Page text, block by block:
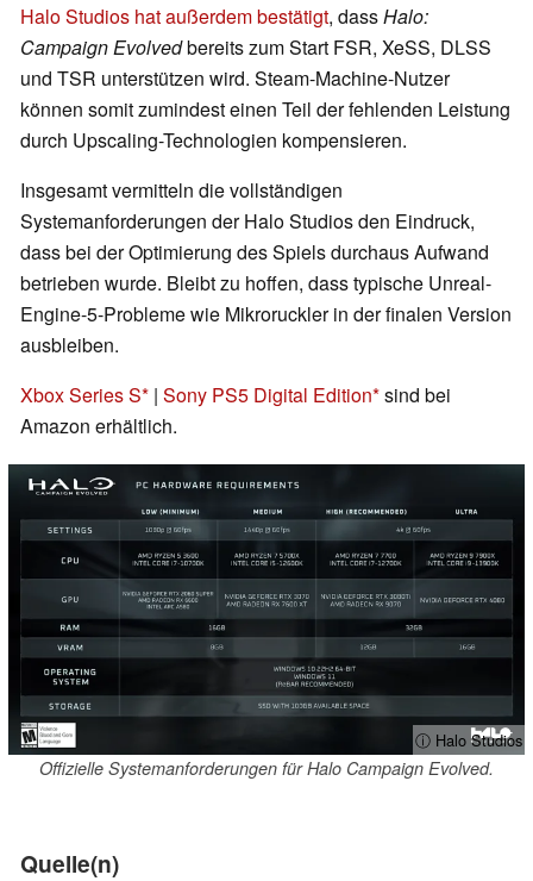
Halo Studios hat außerdem bestätigt, dassHalo:
Campaign Evolvedbereits zum Start FSR, XeSS, DLSS
und TSR unterstützen wird. Steam-Machine-Nutzer
können somit zumindest einen Teil der fehlenden Leistung
durch Upscaling-Technologien kompensieren.
Insgesamt vermitteln die vollständigen
Systemanforderungen der Halo Studios den Eindruck,
dass bei der Optimierung des Spiels durchaus Aufwand
betrieben wurde. Bleibt zu hoffen, dass typische Unreal-
Engine-5-Probleme wie Mikroruckler in der finalen Version
ausbleiben.
Xbox Series S | Sony PS5 Digital Edition sind bei
Amazon erhältlich.
ⓘ Halo Studios
Offizielle Systemanforderungen für Halo Campaign Evolved.
Quelle(n)